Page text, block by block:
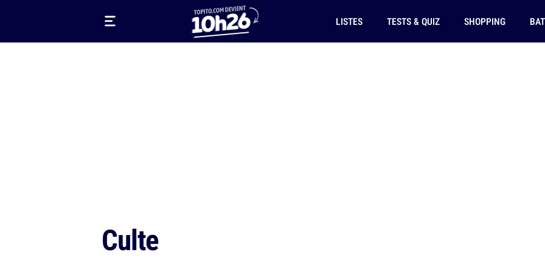
LISTES TESTS & QUIZ SHOPPING
Culte